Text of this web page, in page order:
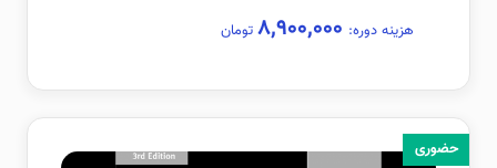
هزینه دوره: تومان
حضوری